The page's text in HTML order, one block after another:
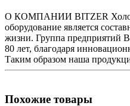
О КОМПАНИИ BITZER
оборудование является
жизни. Группа предприятий
80 лет, благодаря
Таким образом наша
Похожие товары